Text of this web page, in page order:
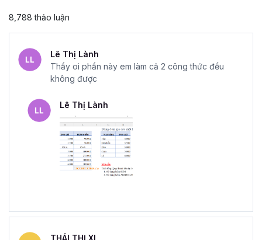
8,788 thảo luận
Lê Thị Lành
Thầy oi phần này em làm cả 2 công thức đều
không được
Lê Thị Lành